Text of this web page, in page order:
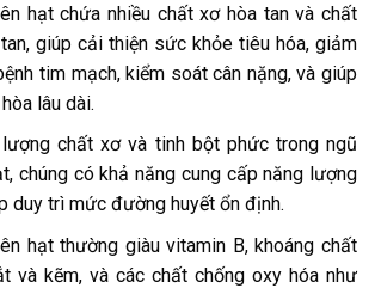
hạt chứa nhiều chất xơ hòa tan và chất
giúp cải thiện sức khỏe tiêu hóa, giảm
tim mạch, kiểm soát cân nặng, và giúp
lâu dài.
lượng chất xơ và tinh bột phức trong ngũ
chúng có khả năng cung cấp năng lượng
duy trì mức đường huyết ổn định.
hạt thường giàu vitamin B, khoáng chất
và kẽm, và các chất chống oxy hóa như